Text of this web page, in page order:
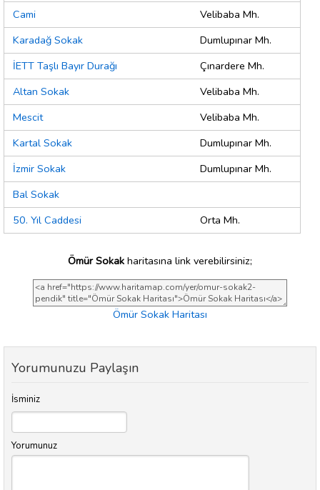
Cami
Velibaba Mh.
Karadağ Sokak
Dumlupınar Mh.
İETT Taşlı Bayır Durağı
Çınardere Mh.
Altan Sokak
Velibaba Mh.
Mescit
Velibaba Mh.
Kartal Sokak
Dumlupınar Mh.
İzmir Sokak
Dumlupınar Mh.
Bal Sokak
50. Yıl Caddesi
Orta Mh.
Ömür Sokak haritasına link verebilirsiniz;
Ömür Sokak Haritası
Yorumunuzu Paylaşın
İsminiz
Yorumunuz